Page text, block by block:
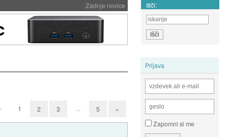
Zadnje novice Išči:
Prijava
Zapomni si me
1 2 3 ... 5 »